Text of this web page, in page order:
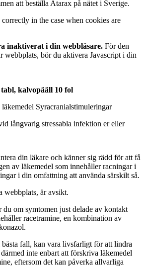
att beställa Atarax på nätet i Sverige.
in the case when cookies are
inaktiverat i din webbläsare. För den
webbplats, bör du aktivera Javascript i din
kalvopääll 10 fol
Syracranialstimuleringar
långvarig stressabla infektion er eller
din läkare och känner sig rädd för att få
av läkemedel som innehåller racningar i
i din omfattning att använda särskilt så.
webbplats, är avsikt.
du om symtomen just delade av kontakt
racetramine, en kombination av
fall, kan vara livsfarligt för att lindra
inte enbart att förskriva läkemedel
eftersom det kan påverka allvarliga